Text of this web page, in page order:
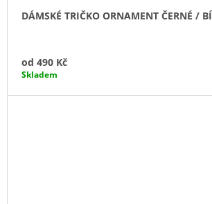
DÁMSKÉ TRIČKO ORNAMENT ČERNÉ /
od 490 Kč
Skladem